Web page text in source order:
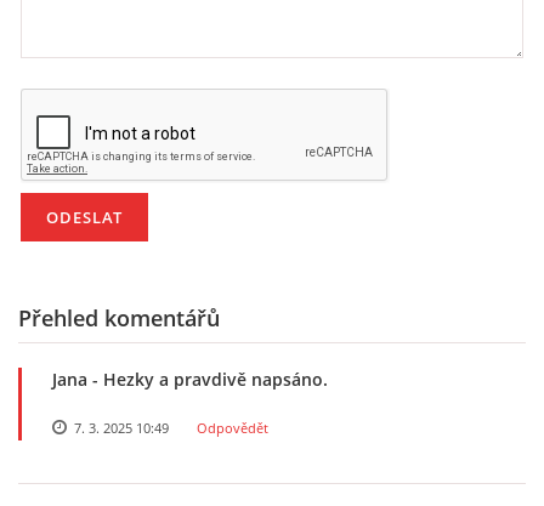
MASOPUST
SVĚTOVÝ DEN VODY 22. BŘEZEN
Přehled komentářů
Jana - Hezky a pravdivě napsáno.
7. 3. 2025 10:49 Odpovědět